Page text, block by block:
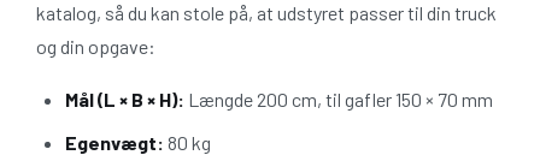
katalog, så du kan stole på, at udstyret passer til din truck
og din opgave:
Mål (L × B × H): Længde 200 cm, til gafler 150 × 70 mm
Egenvægt: 80 kg